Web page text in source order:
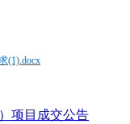
(1).docx
项目成交公告